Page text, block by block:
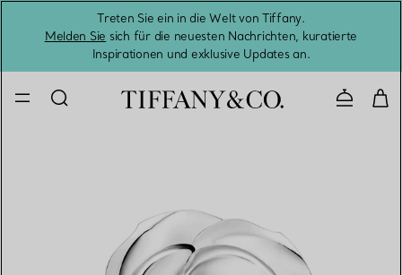
Treten Sie ein in die Welt von Tiffany.
Melden Sie sich für die neuesten Nachrichten, kuratierte
Inspirationen und exklusive Updates an.